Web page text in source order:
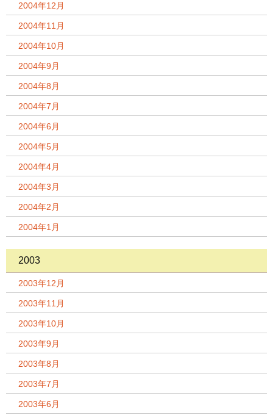
2004年12月
2004年11月
2004年10月
2004年9月
2004年8月
2004年7月
2004年6月
2004年5月
2004年4月
2004年3月
2004年2月
2004年1月
2003
2003年12月
2003年11月
2003年10月
2003年9月
2003年8月
2003年7月
2003年6月